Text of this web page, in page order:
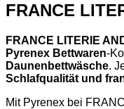
FRANCE
FRANCE LITERIE
Pyrenex Bettwaren-
Daunenbettwäsche.
Schlafqualität und
Mit Pyrenex bei